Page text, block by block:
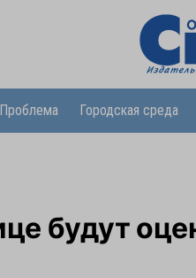
Проблема Городская среда
будут